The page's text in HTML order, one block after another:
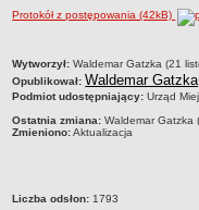
Oświadczenia majątkowe
Zapytania radnych wraz
Apele
JEDNOSTKI ORGANIZACYJNE
Biblioteka - Centrum
Miejsko-Gminny
Protokół z postępowania (42kB)
metryczka
Wytworzył: Waldemar Gatzka (21
Opublikował: Waldemar Gatzka
Podmiot udostępniający: Urząd
Ostatnia zmiana: Waldemar Gatzka
Zmieniono:Aktualizacja
Liczba odsłon: 1793